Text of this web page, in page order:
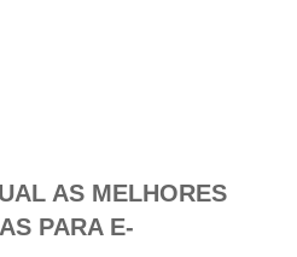
AS MELHORES
PARA E-